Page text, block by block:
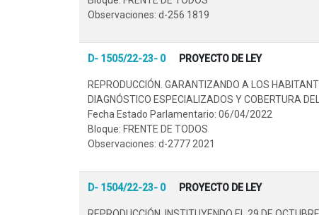
Observaciones: d-256 1819
D- 1505/22-23- 0 PROYECTO DE LEY
REPRODUCCIÓN. GARANTIZANDO A LOS
DIAGNÓSTICO ESPECIALIZADOS Y COBERTURA
Fecha Estado Parlamentario: 06/04/2022
Bloque: FRENTE DE TODOS
Observaciones: d-2777 2021
D- 1504/22-23- 0 PROYECTO DE LEY